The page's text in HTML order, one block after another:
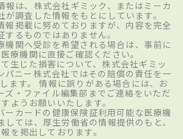
報は、株式会社ギミック、またはミーカ
が調査した情報をもとにしています。
報掲載に努めておりますが、内容を完全
するものではありません。
機関へ受診を希望される場合は、事前に
療機関に直接ご確認ください。
生じた損害について、株式会社ギミッ
パニー株式会社ではその賠償の責任を一
ます。 情報に誤りがある場合には、お
ズ・ファイル編集部までご連絡をいただ
ようお願いいたします。
ーカードの健康保険証利用可能な医療機
しては、厚生労働省の情報提供のもと、
を掲出しております。